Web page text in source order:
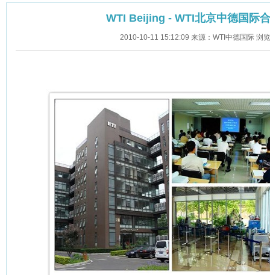
WTI Beijing - WTI北京中德国际
2010-10-11 15:12:09 来源：WTI中德国际 浏